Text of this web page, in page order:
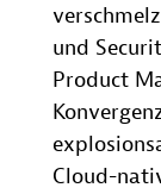
und
Product
Cloud-